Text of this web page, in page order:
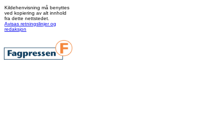
Kildehenvisning må benyttes
ved kopiering av alt innhold
fra dette nettstedet.
Avisas retningslinjer og
redaksjon